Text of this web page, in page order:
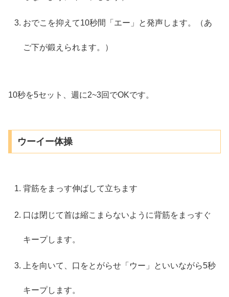
おでこを抑えて10秒間「エー」と発声します。（あ
ご下が鍛えられます。）
10秒を5セット、週に2~3回でOKです。
ウーイー体操
背筋をまっす伸ばして立ちます
口は閉じて首は縮こまらないように背筋をまっすぐ
キープします。
上を向いて、口をとがらせ「ウー」といいながら5秒
キープします。